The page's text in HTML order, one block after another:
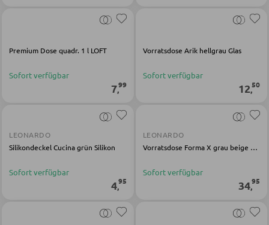
Sitzhocker
Barhocker
Boxspringbetten
Polsterbetten
Premium Dose quadr. 1 l LOFT
Sofort verfügbar
7,99
Vorratsdose Arik hellgrau Glas
Sofort verfügbar
12,50
LEONARDO
Silikondeckel Cucina grün Silikon
Sofort verfügbar
4,95
LEONARDO
Vorratsdose Forma X grau beige Borosilikat Kork
Sofort verfügbar
34,95